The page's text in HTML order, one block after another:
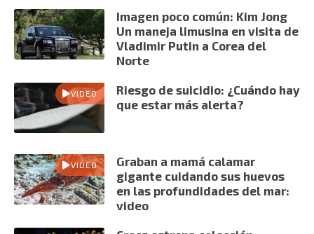
Imagen poco común: Kim Jong
Un maneja limusina en visita de
Vladimir Putin a Corea del
Norte
VIDEO
Riesgo de suicidio: ¿Cuándo hay
que estar más alerta?
VIDEO
Graban a mamá calamar
gigante cuidando sus huevos
en las profundidades del mar:
video